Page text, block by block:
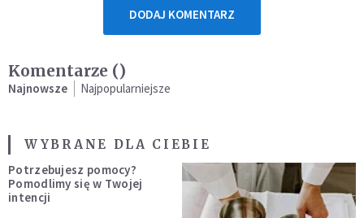
DODAJ KOMENTARZ
Komentarze ()
Najnowsze Najpopularniejsze
WYBRANE DLA CIEBIE
Potrzebujesz pomocy?
Pomodlimy się w Twojej
intencji